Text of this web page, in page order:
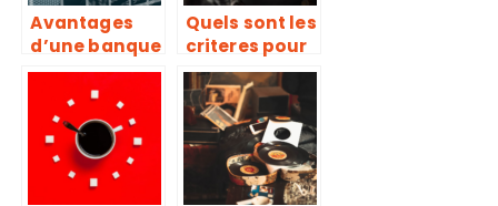
Avantages
d’une banque
geree par le
Quels sont les
criteres pour
louer un
chauffage
industriel ?